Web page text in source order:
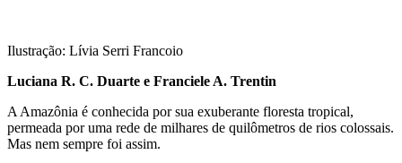
Ilustração: Lívia Serri Francoio
Luciana R. C. Duarte e Franciele A. Trentin
A Amazônia é conhecida por sua exuberante floresta tropical,
permeada por uma rede de milhares de quilômetros de rios colossais.
Mas nem sempre foi assim.